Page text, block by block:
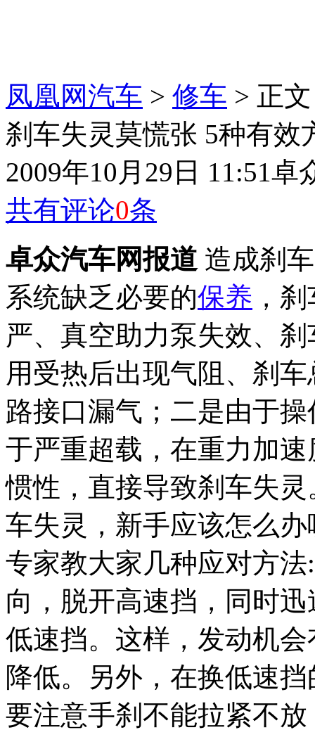
凤凰网汽车 > 修车 > 正文
刹车失灵莫慌张 5种有效
2009年10月29日 11:51卓
共有评论0条
卓众汽车网报道 造成刹
系统缺乏必要的保养 ，
严、真空助力泵失效、
用受热后出现气阻、刹
路接口漏气；二是由于
于严重超载，在重力加
惯性，直接导致刹车失
车失灵，新手应该怎么
专家教大家几种应对方
向，脱开高速挡，同时
低速挡。这样，发动机
降低。另外，在换低速
要注意手刹不能拉紧不